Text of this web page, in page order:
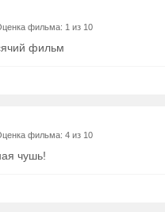
фильма: 1 из 10
фильм
фильма: 4 из 10
чушь!